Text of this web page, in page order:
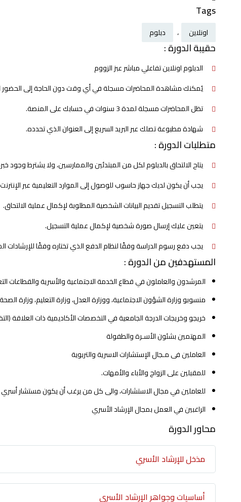
Tags
اونلاين ، دبلوم
حقيبة الدورة :
الدبلوم اونلاين تفاعلي مباشر عبز الزووم
يُمكنك مشاهدة المحاضرات مسجلة في أي وقت دون الحاجة إلى الحضور
تظل المحاضرات مسجلة لمدة 3 سنوات في حسابك على المنصة.
شهادة مطبوعة تصلك عبر البريد السريع إلى العنوان الذي تحدده.
متطلبات الدورة :
يتاح الالتحاق بالدبلوم لكل من المبتدئين والممارسين، ولا يشترط وجود
يجب أن يكون لديك جهاز حاسوب للوصول إلى الموارد التعليمية عبر
يتطلب التسجيل تقديم البيانات الشخصية المطلوبة لإكمال عملية الالتحاق.
يتعين عليك إرسال صورة شخصية لإكمال عملية التسجيل.
يجب دفع رسوم الدراسة وفقًا لنظام الدفع الذي تختاره وفقًا للإرشادات
المستهدفين من الدورة :
المرشدون والعاملون في قطاع الخدمة الاجتماعية والأسرية والقطاعات
منسوبو وزارة الشؤون الاجتماعية، ووزارة العدل، وزارة التعليم، وزارة
خريجو وخريجات الدرجة الجامعية في التخصصات الأكاديمية ذات العلاقة
المهتمين بشئون الأسـرة والطفولة
العاملين فى مـجال الإستشارات الاسرية والتربوية
للمقبلين على الزواج والأباء والأمهات.
للعاملين في مجال الاستشارات، والى كل من يرغب أن يكون مستشار
الراغبين في العمل بمجال الإرشاد الأسري
محاور الدورة
مذخل للإرشاد الأسري
أساسيات وجواهر الإرشاد الأسري